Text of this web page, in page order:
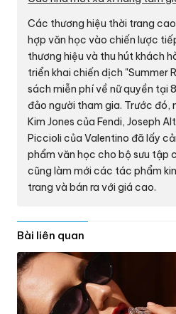
Các thương hiệu thời trang
hợp văn học vào chiến lược
thương hiệu và thu hút khách
triển khai chiến dịch "Summer
sách miễn phí về nữ quyền tại
đảo người tham gia. Trước đó,
Kim Jones của Fendi, Joseph
Piccioli của Valentino đã lấy
phẩm văn học cho bộ sưu tập
cũng làm mới các tác phẩm
trang và bán ra với giá cao.
Bài liên quan